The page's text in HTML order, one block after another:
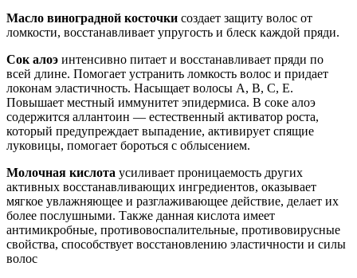
Масло виноградной косточки создает защиту волос от
ломкости, восстанавливает упругость и блеск каждой пряди.
Сок алоэ интенсивно питает и восстанавливает пряди по
всей длине. Помогает устранить ломкость волос и придает
локонам эластичность. Насыщает волосы A, B, C, E.
Повышает местный иммунитет эпидермиса. В соке алоэ
содержится аллантоин — естественный активатор роста,
который предупреждает выпадение, активирует спящие
луковицы, помогает бороться с облысением.
Молочная кислота усиливает проницаемость других
активных восстанавливающих ингредиентов, оказывает
мягкое увлажняющее и разглаживающее действие, делает их
более послушными. Также данная кислота имеет
антимикробные, противовоспалительные, противовирусные
свойства, способствует восстановлению эластичности и силы
волос